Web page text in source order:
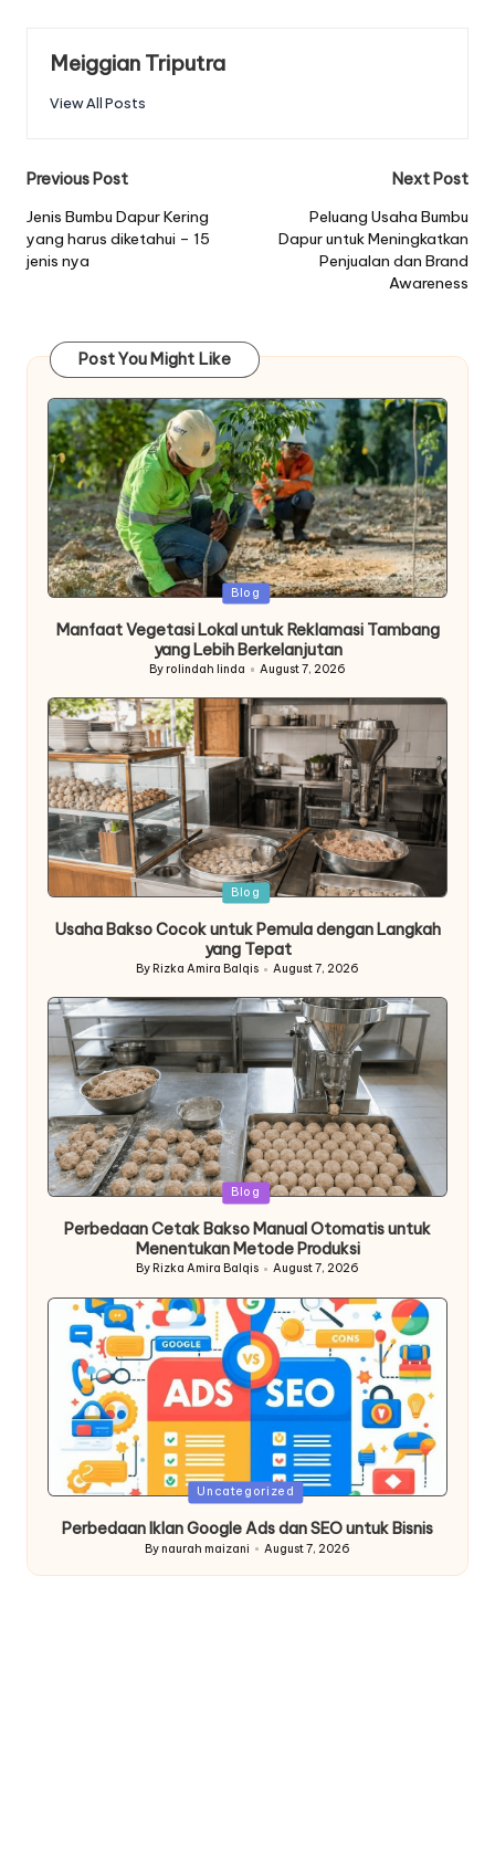
Meiggian Triputra
View All Posts
Post
navigation
Previous Post
Jenis Bumbu Dapur Kering
yang harus diketahui – 15
jenis nya
Next Post
Peluang Usaha Bumbu
Dapur untuk Meningkatkan
Penjualan dan Brand
Awareness
Post You Might Like
Posted
Blog
Manfaat Vegetasi Lokal untuk Reklamasi Tambang
yang Lebih Berkelanjutan
Posted
By rolindah linda August 7, 2026
Posted
Blog
Usaha Bakso Cocok untuk Pemula dengan Langkah
yang Tepat
Posted
By Rizka Amira Balqis August 7, 2026
Posted
Blog
Perbedaan Cetak Bakso Manual Otomatis untuk
Menentukan Metode Produksi
Posted
By Rizka Amira Balqis August 7, 2026
Posted
Uncategorized
Perbedaan Iklan Google Ads dan SEO untuk Bisnis
Posted
By naurah maizani August 7, 2026